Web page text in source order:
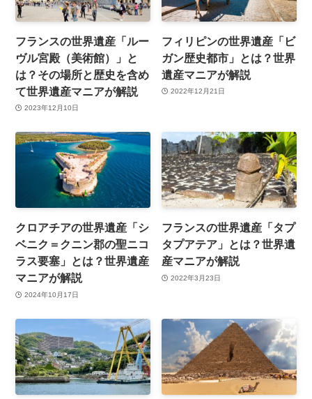
フランスの世界遺産「ルー
ヴル宮殿（美術館）」と
は？その場所と歴史を含め
て世界遺産マニアが解説
2023年12月10日
フィリピンの世界遺産「ビ
ガン歴史都市」とは？世界
遺産マニアが解説
2022年12月21日
クロアチアの世界遺産「シ
ベニク＝クニン郡の聖ニコ
ラス要塞」とは？世界遺産
マニアが解説
2024年10月17日
フランスの世界遺産「タプ
タプアテア」とは？世界遺
産マニアが解説
2022年3月23日